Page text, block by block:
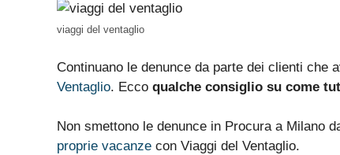
viaggi del ventaglio
Continuano le denunce da parte dei clienti che
Ventaglio. Ecco qualche consiglio su come
Non smettono le denunce in Procura a Milano
proprie vacanze con Viaggi del Ventaglio.